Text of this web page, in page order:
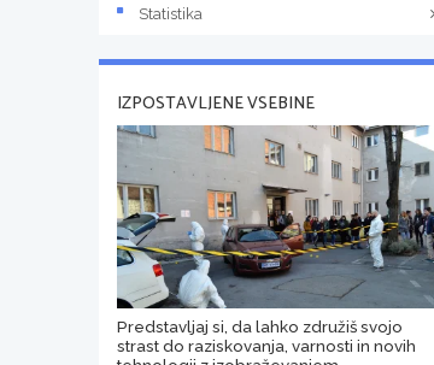
Statistika
IZPOSTAVLJENE VSEBINE
Predstavljaj si, da lahko združiš svojo
strast do raziskovanja, varnosti in novih